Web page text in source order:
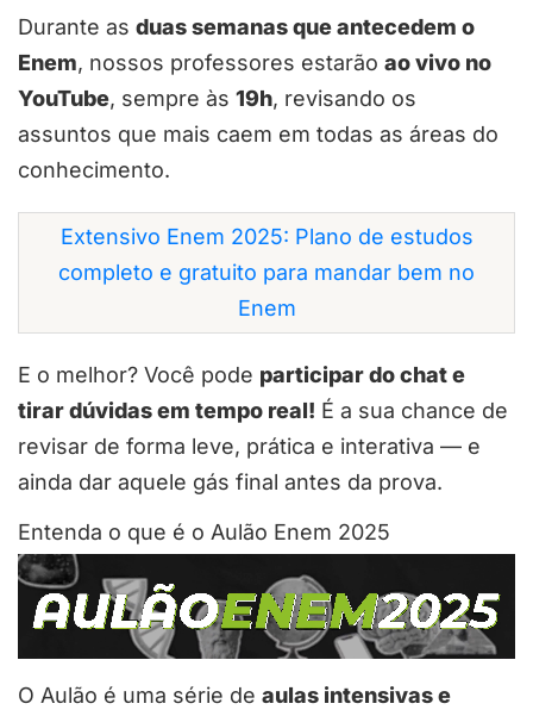
Durante as duas semanas que antecedem o
Enem, nossos professores estarão ao vivo no
YouTube, sempre às 19h, revisando os
assuntos que mais caem em todas as áreas do
conhecimento.
Extensivo Enem 2025: Plano de estudos
completo e gratuito para mandar bem no
Enem
E o melhor? Você pode participar do chat e
tirar dúvidas em tempo real! É a sua chance de
revisar de forma leve, prática e interativa — e
ainda dar aquele gás final antes da prova.
Entenda o que é o Aulão Enem 2025
O Aulão é uma série de aulas intensivas e